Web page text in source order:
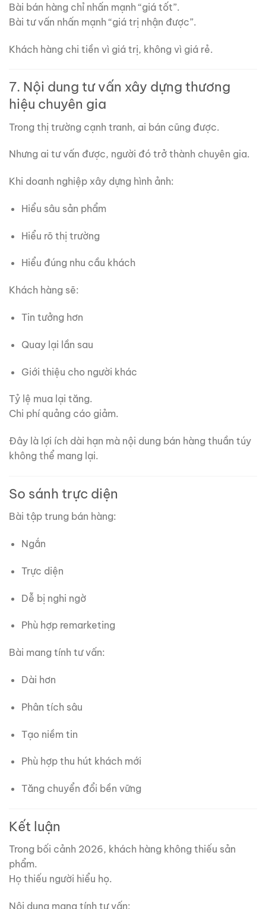
Bài bán hàng chỉ nhấn mạnh “giá tốt”.
Bài tư vấn nhấn mạnh “giá trị nhận được”.
Khách hàng chi tiền vì giá trị, không vì giá rẻ.
7. Nội dung tư vấn xây dựng thương
hiệu chuyên gia
Trong thị trường cạnh tranh, ai bán cũng được.
Nhưng ai tư vấn được, người đó trở thành chuyên gia.
Khi doanh nghiệp xây dựng hình ảnh:
Hiểu sâu sản phẩm
Hiểu rõ thị trường
Hiểu đúng nhu cầu khách
Khách hàng sẽ:
Tin tưởng hơn
Quay lại lần sau
Giới thiệu cho người khác
Tỷ lệ mua lại tăng.
Chi phí quảng cáo giảm.
Đây là lợi ích dài hạn mà nội dung bán hàng thuần túy
không thể mang lại.
So sánh trực diện
Bài tập trung bán hàng:
Ngắn
Trực diện
Dễ bị nghi ngờ
Phù hợp remarketing
Bài mang tính tư vấn:
Dài hơn
Phân tích sâu
Tạo niềm tin
Phù hợp thu hút khách mới
Tăng chuyển đổi bền vững
Kết luận
Trong bối cảnh 2026, khách hàng không thiếu sản
phẩm.
Họ thiếu người hiểu họ.
Nội dung mang tính tư vấn: